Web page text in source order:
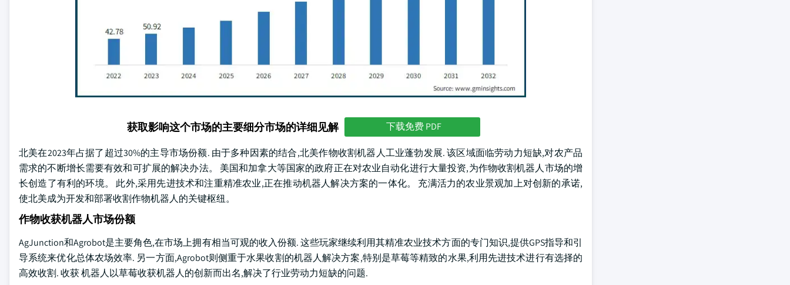
获取影响这个市场的主要细分市场的详细见解 下载免费 PDF
北美在2023年占据了超过30%的主导市场份额. 由于多种因素的结合,北美作物收割机器人工业蓬勃发展. 该区域面临劳动力短缺,对农产品
需求的不断增长需要有效和可扩展的解决办法。 美国和加拿大等国家的政府正在对农业自动化进行大量投资,为作物收割机器人市场的增
长创造了有利的环境。 此外,采用先进技术和注重精准农业,正在推动机器人解决方案的一体化。 充满活力的农业景观加上对创新的承诺,
使北美成为开发和部署收割作物机器人的关键枢纽。
作物收获机器人市场份额
AgJunction和Agrobot是主要角色,在市场上拥有相当可观的收入份额. 这些玩家继续利用其精准农业技术方面的专门知识,提供GPS指导和引
导系统来优化总体农场效率. 另一方面,Agrobot则侧重于水果收割的机器人解决方案,特别是草莓等精致的水果,利用先进技术进行有选择的
高效收割. 收获 机器人以草莓收获机器人的创新而出名,解决了行业劳动力短缺的问题.